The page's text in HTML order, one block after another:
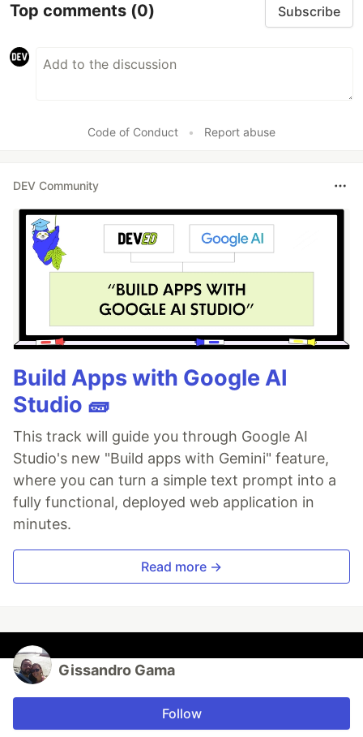
Top comments (0) Subscribe
Code of Conduct • Report abuse
DEV Community
Build Apps with Google AI
Studio 🧱
This track will guide you through Google AI
Studio's new "Build apps with Gemini" feature,
where you can turn a simple text prompt into a
fully functional, deployed web application in
minutes.
Read more →
Gissandro Gama
Follow